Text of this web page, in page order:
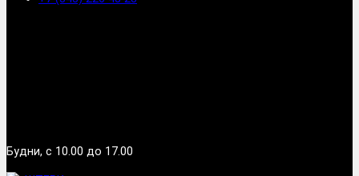
Будни, с 10.00 до 17.00